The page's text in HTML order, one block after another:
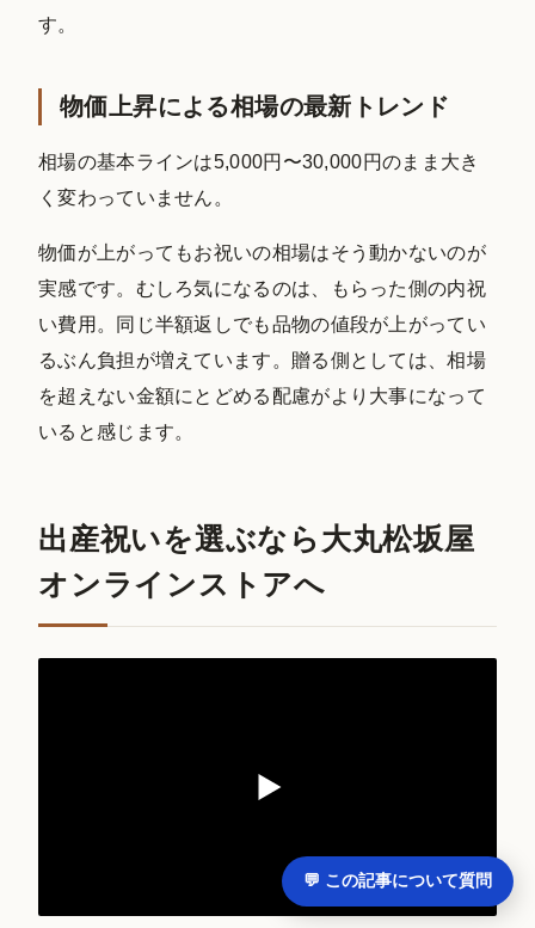
す。
物価上昇による相場の最新トレンド
相場の基本ラインは5,000円〜30,000円のまま大き
く変わっていません。
物価が上がってもお祝いの相場はそう動かないのが
実感です。むしろ気になるのは、もらった側の内祝
い費用。同じ半額返しでも品物の値段が上がってい
るぶん負担が増えています。贈る側としては、相場
を超えない金額にとどめる配慮がより大事になって
いると感じます。
出産祝いを選ぶなら大丸松坂屋
オンラインストアへ
💬 この記事について質問